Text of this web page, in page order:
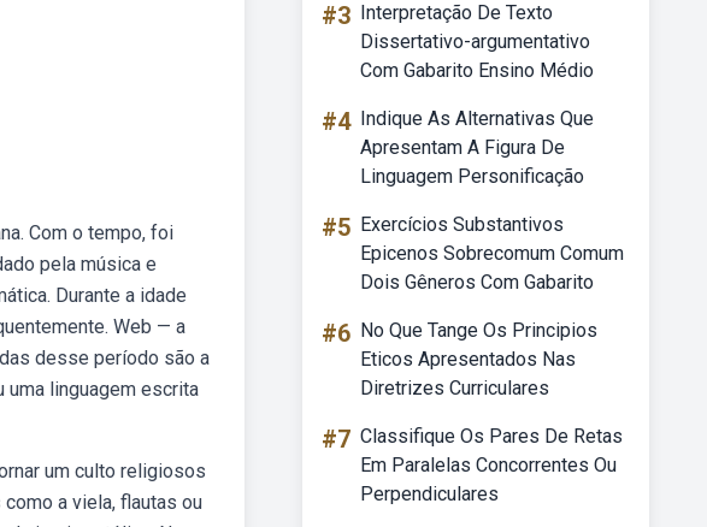
Com o tempo, foi
pela música e
Durante a idade
Web — a
desse período são a
uma linguagem escrita
um culto religiosos
a viela, flautas ou
#3 Interpretação De Texto
Dissertativo-argumentativo
Com Gabarito Ensino Médio
#4 Indique As Alternativas Que
Apresentam A Figura De
Linguagem Personificação
#5 Exercícios Substantivos
Epicenos Sobrecomum Comum
Dois Gêneros Com Gabarito
#6 No Que Tange Os Principios
Eticos Apresentados Nas
Diretrizes Curriculares
#7 Classifique Os Pares De Retas
Em Paralelas Concorrentes Ou
Perpendiculares